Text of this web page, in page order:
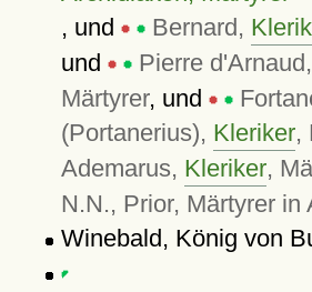
, und
Bernard,
und
Pierre d'Arnaud,
Märtyrer, und
(Portanerius), Kleriker,
Ademarus, Kleriker,
N.N., Prior, Märtyrer in
Winebald, König von